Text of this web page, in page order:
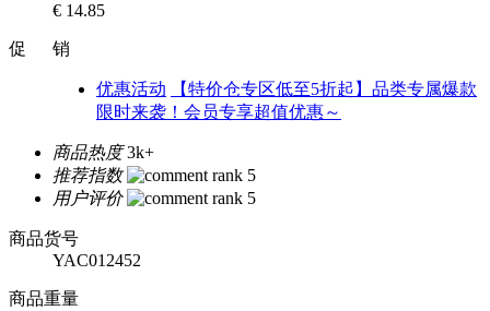
€ 14.85
促 销
优惠活动
【特价仓专区低至5折起】品类专属爆款
限时来袭！会员专享超值优惠～
商品热度 3k+
推荐指数
用户评价
商品货号
YAC012452
商品重量